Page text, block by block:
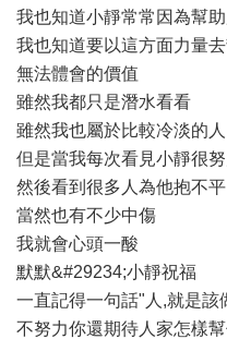
我也知道小靜常常因為幫
我也知道要以這方面力量
無法體會的價值
雖然我都只是潛水看看
雖然我也屬於比較冷淡的人
但是當我每次看見小靜很
然後看到很多人為他抱不平
當然也有不少中傷
我就會心頭一酸
默默&#29234;小靜祝福
一直記得一句話"人,就是
不努力你還期待人家怎樣